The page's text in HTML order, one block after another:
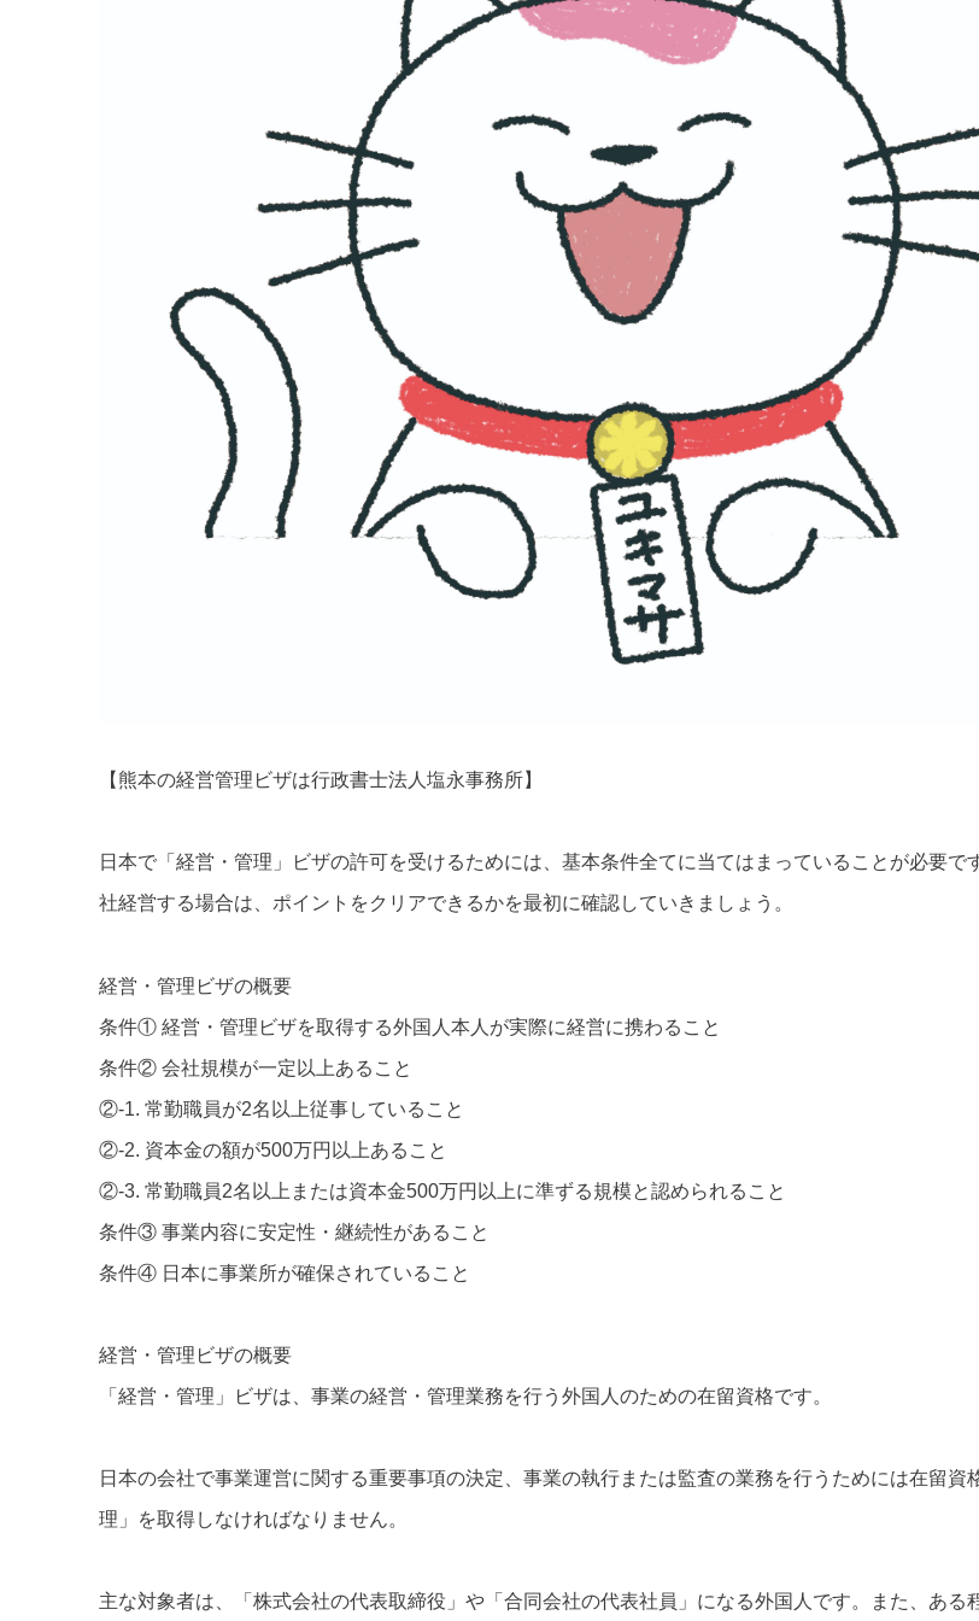
【熊本の経営管理ビザは行政書士法人塩永事務所】
日本で「経営・管理」ビザの許可を受けるためには、基本条件全てに当てはまっていることが必要で
社経営する場合は、ポイントをクリアできるかを最初に確認していきましょう。
経営・管理ビザの概要
条件① 経営・管理ビザを取得する外国人本人が実際に経営に携わること
条件② 会社規模が一定以上あること
②-1. 常勤職員が2名以上従事していること
②-2. 資本金の額が500万円以上あること
②-3. 常勤職員2名以上または資本金500万円以上に準ずる規模と認められること
条件③ 事業内容に安定性・継続性があること
条件④ 日本に事業所が確保されていること
経営・管理ビザの概要
「経営・管理」ビザは、事業の経営・管理業務を行う外国人のための在留資格です。
日本の会社で事業運営に関する重要事項の決定、事業の執行または監査の業務を行うためには在留資
理」を取得しなければなりません。
主な対象者は、「株式会社の代表取締役」や「合同会社の代表社員」になる外国人です。また、ある